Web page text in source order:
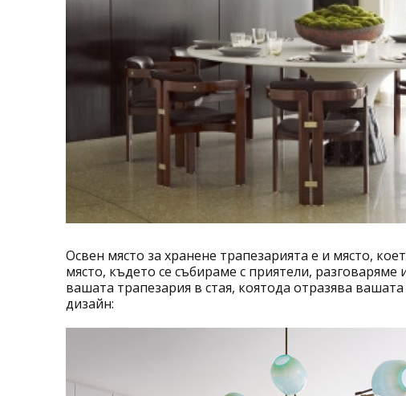
Освен място за хранене трапезарията е и място,
място, където се събираме с приятели,
вашата трапезария в стая, коятода отразява
дизайн: